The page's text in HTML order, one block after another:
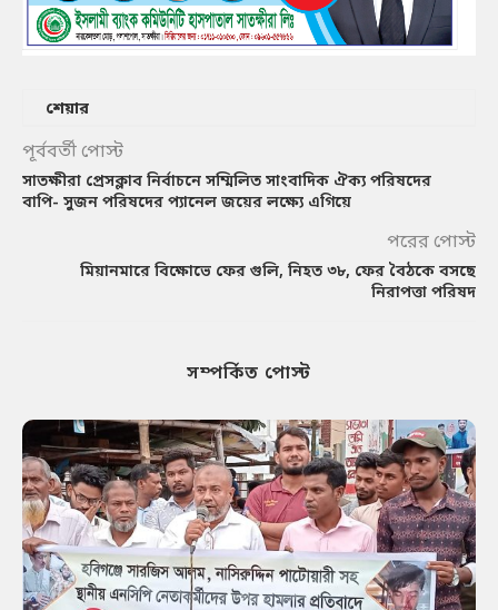
শেয়ার
পূর্ববর্তী পোস্ট
সাতক্ষীরা প্রেসক্লাব নির্বাচনে সম্মিলিত সাংবাদিক ঐক্য পরিষদের
বাপি- সুজন পরিষদের প্যানেল জয়ের লক্ষ্যে এগিয়ে
পরের পোস্ট
মিয়ানমারে বিক্ষোভে ফের গুলি, নিহত ৩৮, ফের বৈঠকে বসছে
নিরাপত্তা পরিষদ
সম্পর্কিত পোস্ট